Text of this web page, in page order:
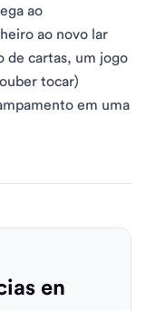
ao
ao novo lar
de cartas, um jogo
tocar)
em uma
en